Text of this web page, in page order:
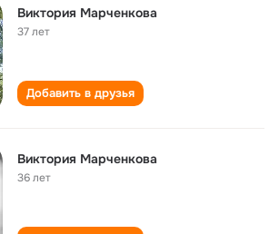
Виктория Марченкова
37 лет
Добавить в друзья
Виктория Марченкова
36 лет